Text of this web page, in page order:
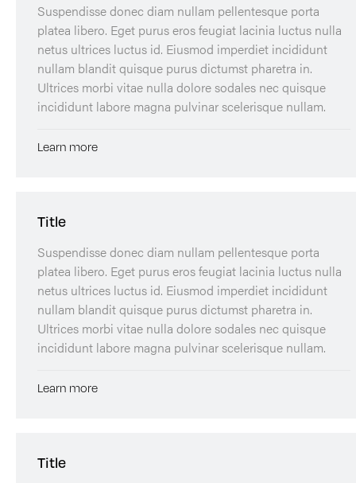
Suspendisse donec diam nullam pellentesque porta
platea libero. Eget purus eros feugiat lacinia luctus nulla
netus ultrices luctus id. Eiusmod imperdiet incididunt
nullam blandit quisque purus dictumst pharetra in.
Ultrices morbi vitae nulla dolore sodales nec quisque
incididunt labore magna pulvinar scelerisque nullam.
Learn more
Title
Suspendisse donec diam nullam pellentesque porta
platea libero. Eget purus eros feugiat lacinia luctus nulla
netus ultrices luctus id. Eiusmod imperdiet incididunt
nullam blandit quisque purus dictumst pharetra in.
Ultrices morbi vitae nulla dolore sodales nec quisque
incididunt labore magna pulvinar scelerisque nullam.
Learn more
Title